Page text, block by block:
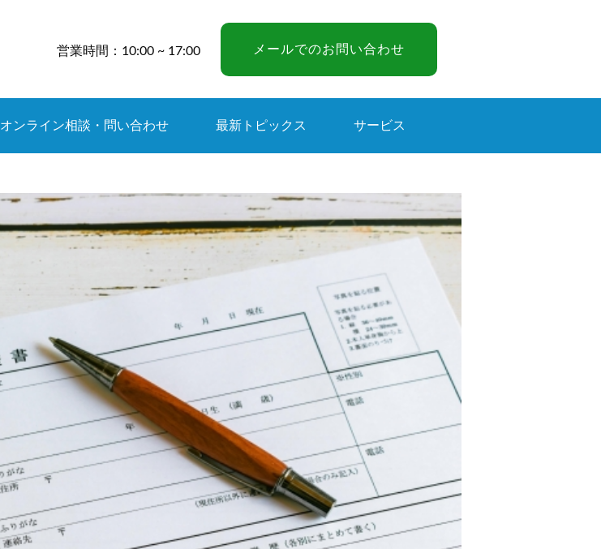
営業時間：10:00 ~ 17:00 メールでのお問い合わせ
オンライン相談・問い合わせ 最新トピックス サービス